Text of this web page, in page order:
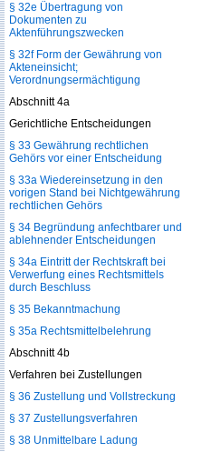
§ 32e Übertragung von
Dokumenten zu
Aktenführungszwecken
§ 32f Form der Gewährung von
Akteneinsicht;
Verordnungsermächtigung
Abschnitt 4a
Gerichtliche Entscheidungen
§ 33 Gewährung rechtlichen
Gehörs vor einer Entscheidung
§ 33a Wiedereinsetzung in den
vorigen Stand bei Nichtgewährung
rechtlichen Gehörs
§ 34 Begründung anfechtbarer und
ablehnender Entscheidungen
§ 34a Eintritt der Rechtskraft bei
Verwerfung eines Rechtsmittels
durch Beschluss
§ 35 Bekanntmachung
§ 35a Rechtsmittelbelehrung
Abschnitt 4b
Verfahren bei Zustellungen
§ 36 Zustellung und Vollstreckung
§ 37 Zustellungsverfahren
§ 38 Unmittelbare Ladung